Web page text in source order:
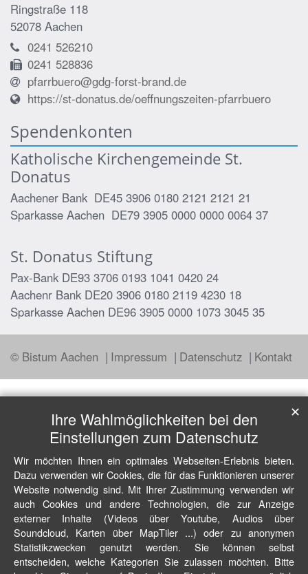
Ringstraße 118
52078 Aachen
0241 526210
0241 528836
pfarrbuero@gdg-forst-brand.de
https://st-donatus.de/oeffnungszeiten-pfarrbuero
Spendenkonten
Katholische Kirchengemeinde St.
Donatus
Aachener Bank DE45 3906 0180 2121 2121 21
Sparkasse Aachen DE79 3905 0000 0000 0064 37
St. Donatus Stiftung
Pax-Bank DE93 3706 0193 1041 0420 24
Aachenr Bank DE20 3906 0180 2119 4230 18
Sparkasse Aachen DE96 3905 0000 1073 3045 35
© Bistum Aachen Impressum Datenschutz Kontakt
Ihre Wahlmöglichkeiten bei den
Einstellungen zum Datenschutz
Wir möchten Ihnen ein optimales Webseiten-Erlebnis bieten.
Dazu verwenden wir Cookies, die für das Funktionieren unserer
Website notwendig sind. Mit Ihrer Zustimmung verwenden wir
auch Cookies und andere Technologien, die zur Anzeige
externer Inhalte (Videos über Youtube, Audios über
Soundcloud, Karten über MapTiler ...) oder zu anonymen
Statistikzwecken genutzt werden. Sie können selbst
entscheiden, welche Kategorien Sie zulassen möchten. Bitte
✕